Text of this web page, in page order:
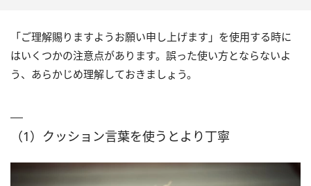
「ご理解賜りますようお願い申し上げます」を使用する時に
はいくつかの注意点があります。誤った使い方とならないよ
う、あらかじめ理解しておきましょう。
（1）クッション言葉を使うとより丁寧